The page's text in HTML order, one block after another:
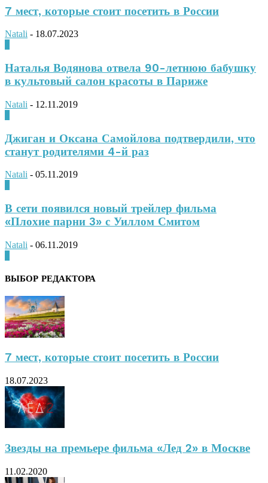
7 мест, которые стоит посетить в России
Natali - 18.07.2023
Наталья Водянова отвела 90-летнюю бабушку
в культовый салон красоты в Париже
Natali - 12.11.2019
Джиган и Оксана Самойлова подтвердили, что
станут родителями 4-й раз
Natali - 05.11.2019
В сети появился новый трейлер фильма
«Плохие парни 3» с Уиллом Смитом
Natali - 06.11.2019
ВЫБОР РЕДАКТОРА
7 мест, которые стоит посетить в России
18.07.2023
Звезды на премьере фильма «Лед 2» в Москве
11.02.2020